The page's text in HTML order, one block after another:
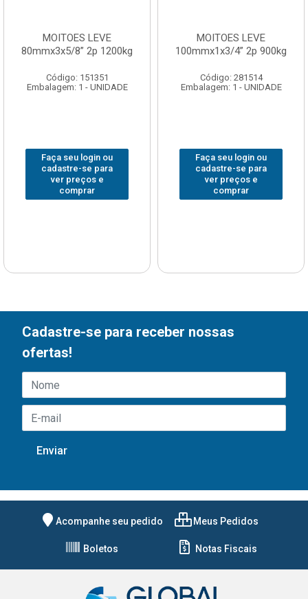
MOITOES LEVE
80mmx3x5/8” 2p 1200kg
Código: 151351
Embalagem: 1 - UNIDADE
Faça seu login ou
cadastre-se para
ver preços e
comprar
MOITOES LEVE
100mmx1x3/4” 2p 900kg
Código: 281514
Embalagem: 1 - UNIDADE
Faça seu login ou
cadastre-se para
ver preços e
comprar
Cadastre-se para receber nossas
ofertas!
Acompanhe seu pedido Meus Pedidos
Boletos Notas Fiscais